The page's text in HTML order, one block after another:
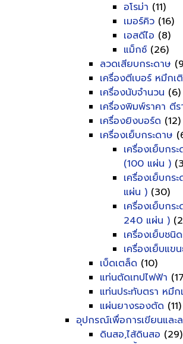
อโรม่า (11)
เมอร์คิว (16)
เอสดีไอ (8)
แม็กซ์ (26)
ลวดเสียบกระดาษ
เครื่องตีเบอร์ หมึกเ
เครื่องนับจำนวน (6)
เครื่องพิมพ์ราคา ตีร
เครื่องยิงบอร์ด (12)
เครื่องเย็บกระดาษ
เครื่องเย็บกร
(100 แผ่น )
เครื่องเย็บกร
แผ่น ) (30)
เครื่องเย็บกร
240 แผ่น )
เครื่องเย็บชนิ
เครื่องเย็บแข
เบ็ดเตล็ด (10)
แท่นตัดเทปไฟฟ้า
แท่นประทับตรา หมึก
แผ่นยางรองตัด (11)
อุปกรณ์เพื่อการเขียนและ
ดินสอ,ไส้ดินสอ (29)